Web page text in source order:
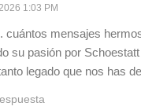
1:03 PM
cuántos mensajes
su pasión por
legado que nos has